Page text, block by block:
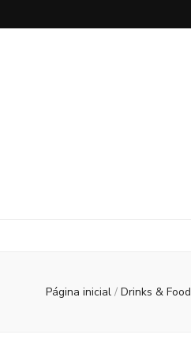
Página inicial / Drinks & Food